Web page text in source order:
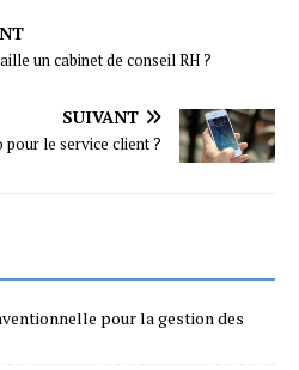
un cabinet de conseil RH ?
SUIVANT
le service client ?
pour la gestion des